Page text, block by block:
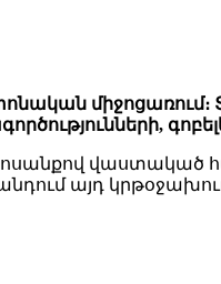
միջոցառում։
այդ